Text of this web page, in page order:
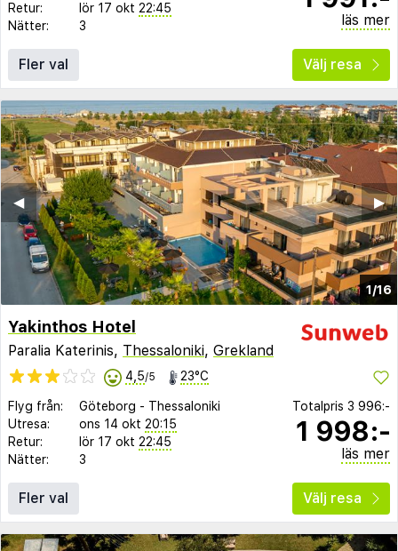
Retur:
lör 17 okt 22:45
Nätter:
3 läs mer
Fler val Välj resa
1/16
▶︎
◀︎
Yakinthos Hotel
Paralia Katerinis, Thessaloniki, Grekland
4,5/5 23°C
Flyg från: Göteborg - Thessaloniki
Utresa:
ons 14 okt 20:15
Retur:
lör 17 okt 22:45
Nätter:
3
Totalpris 3 996:-
1 998:-
läs mer
Fler val Välj resa